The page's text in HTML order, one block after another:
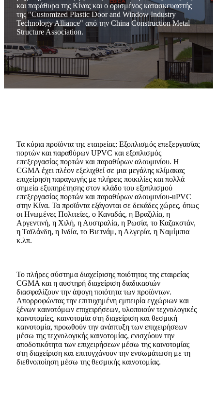
και παράθυρα της Κίνας και ο ορισμένος κατασκευαστής
της "Customized Plastic Door and Window Industry
Technology Alliance" από την China Construction Metal
Structure Association.
Τα κύρια προϊόντα της εταιρείας: Εξοπλισμός επεξεργασίας
πορτών και παραθύρων UPVC και εξοπλισμός
επεξεργασίας πορτών και παραθύρων αλουμινίου. Η
CGMA έχει πλέον εξελιχθεί σε μια μεγάλης κλίμακας
επιχείρηση παραγωγής με πλήρεις ποικιλίες και πολλά
σημεία εξυπηρέτησης στον κλάδο του εξοπλισμού
επεξεργασίας πορτών και παραθύρων αλουμινίου-uPVC
στην Κίνα. Τα προϊόντα εξάγονται σε δεκάδες χώρες, όπως
οι Ηνωμένες Πολιτείες, ο Καναδάς, η Βραζιλία, η
Αργεντινή, η Χιλή, η Αυστραλία, η Ρωσία, το Καζακστάν,
η Ταϊλάνδη, η Ινδία, το Βιετνάμ, η Αλγερία, η Ναμίμπια
κ.λπ.
Το πλήρες σύστημα διαχείρισης ποιότητας της εταιρείας
CGMA και η αυστηρή διαχείριση διαδικασιών
διασφαλίζουν την άψογη ποιότητα των προϊόντων.
Απορροφώντας την επιτυχημένη εμπειρία εγχώριων και
ξένων καινοτόμων επιχειρήσεων, υλοποιούν τεχνολογικές
καινοτομίες, καινοτομία στη διαχείριση και θεσμική
καινοτομία, προωθούν την ανάπτυξη των επιχειρήσεων
μέσω της τεχνολογικής καινοτομίας, ενισχύουν την
αποδοτικότητα των επιχειρήσεων μέσω της καινοτομίας
στη διαχείριση και επιτυγχάνουν την ενσωμάτωση με τη
διεθνοποίηση μέσω της θεσμικής καινοτομίας.